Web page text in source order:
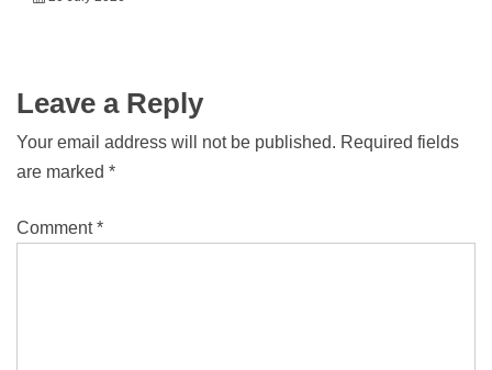
Leave a Reply
Your email address will not be published. Required fields
are marked *
Comment*